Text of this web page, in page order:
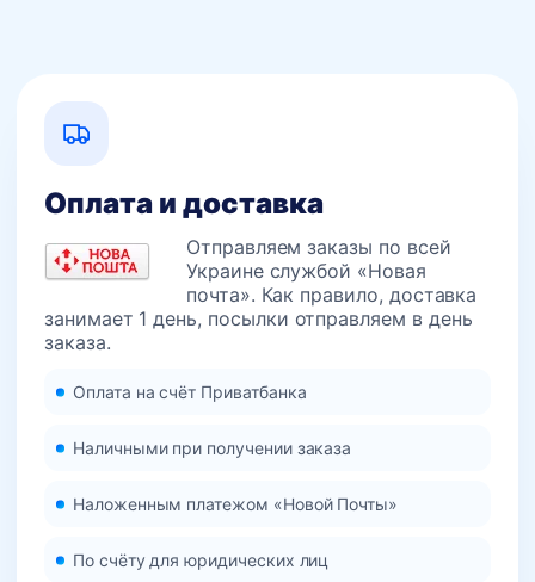
Оплата и доставка
Отправляем заказы по всей
Украине службой «Новая
почта». Как правило, доставка
занимает 1 день, посылки отправляем в день
заказа.
Оплата на счёт Приватбанка
Наличными при получении заказа
Наложенным платежом «Новой Почты»
По счёту для юридических лиц